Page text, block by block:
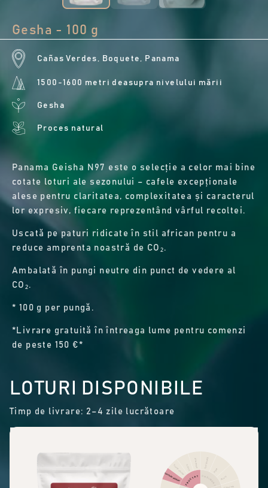
Gesha - 100 g
Cañas Verdes, Boquete, Panama
1500-1600 metri deasupra nivelului mării
Gesha
Proces natural
Panama Geisha N97 este o selecție a celor mai bine
cotate loturi ale sezonului – cafele excepționale
alese pentru claritatea, complexitatea și caracterul
lor expresiv, fiecare reprezentând vârful recoltei.
Uscată pe paturi ridicate în stil african pentru a
reduce amprenta noastră de CO₂.
Ambalată în pungi neutre din punct de vedere al
CO₂.
* 100 g per pungă.
*Livrare gratuită în întreaga lume pentru comenzi
de peste 150 €*
LOTURI DISPONIBILE
Timp de livrare: 2–4 zile lucrătoare
Scorțișoară
Piper
Picant
Fructe de pădure
Fructe uscate
Alte fructe
CONDIMENTE
FRUCTAT